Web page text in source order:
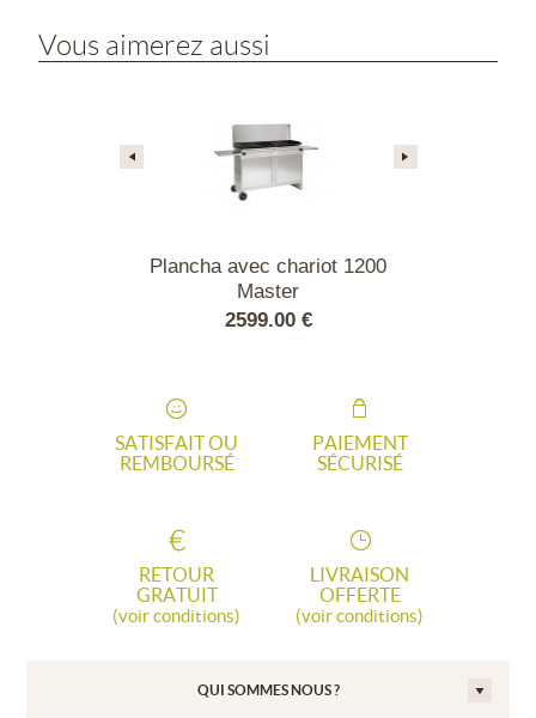
Vous aimerez aussi
Plancha avec chariot 1200
Master
2599.00 €
SATISFAIT OU
REMBOURSÉ
PAIEMENT
SÉCURISÉ
RETOUR
GRATUIT
(voir conditions)
LIVRAISON
OFFERTE
(voir conditions)
QUI SOMMES NOUS ?